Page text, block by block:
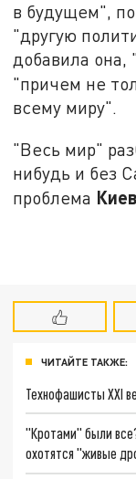
в будущем",
"другую
добавила она,
"причем не
всему миру".
"Весь мир"
нибудь и без
проблема
ЧИТАЙТЕ ТАКЖЕ:
Технофашисты XXI
"Кротами" были
охотятся "живые